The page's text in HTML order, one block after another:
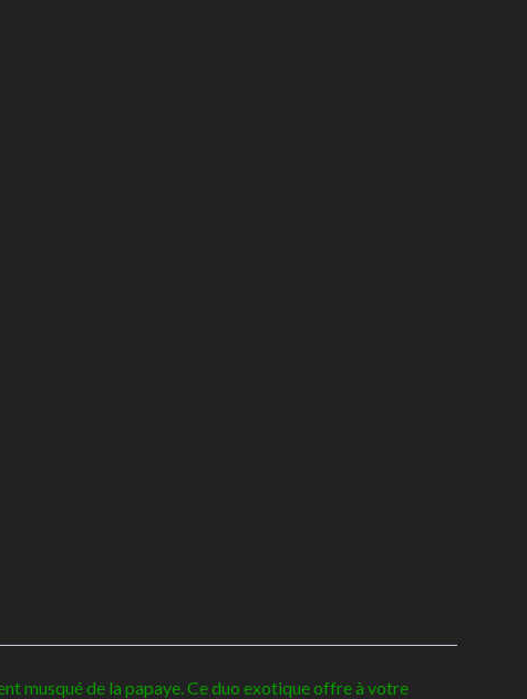
musqué de la papaye. Ce duo exotique offre à votre